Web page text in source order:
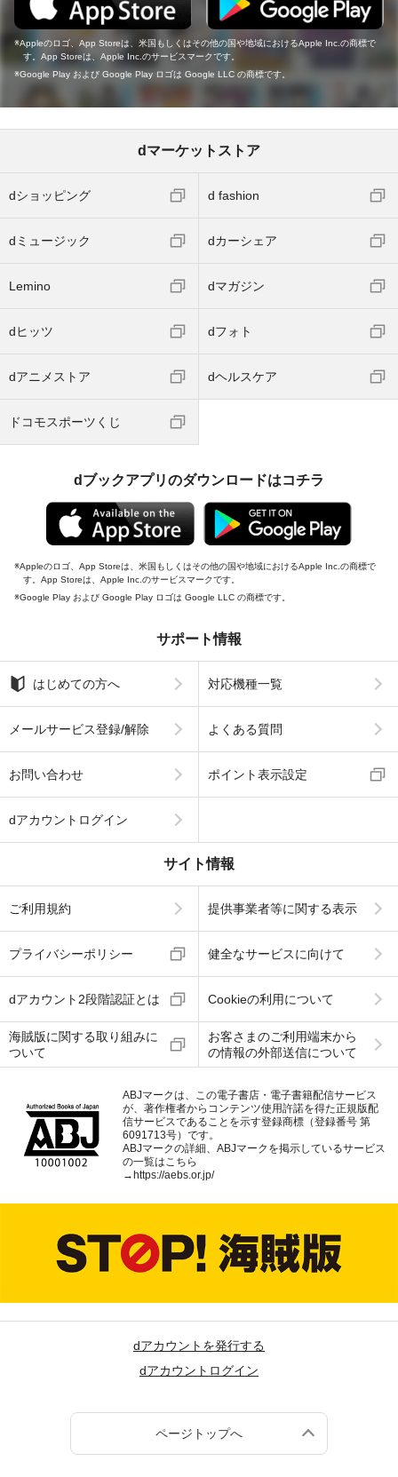
Appleのロゴ、App Storeは、米国もしくはその他の国や地域におけるApple Inc.の商標で
す。App Storeは、Apple Inc.のサービスマークです。
Google Play および Google Play ロゴは Google LLC の商標です。
dマーケットストア
dショッピング d fashion
dミュージック dカーシェア
Lemino dマガジン
dヒッツ dフォト
dアニメストア dヘルスケア
ドコモスポーツくじ
dブックアプリのダウンロードはコチラ
Appleのロゴ、App Storeは、米国もしくはその他の国や地域におけるApple Inc.の商標で
す。App Storeは、Apple Inc.のサービスマークです。
Google Play および Google Play ロゴは Google LLC の商標です。
サポート情報
はじめての方へ 対応機種一覧
メールサービス登録/解除 よくある質問
お問い合わせ ポイント表示設定
dアカウントログイン
サイト情報
ご利用規約 提供事業者等に関する表示
プライバシーポリシー 健全なサービスに向けて
dアカウント2段階認証とは Cookieの利用について
海賊版に関する取り組みに
ついて
お客さまのご利用端末から
の情報の外部送信について
ABJマークは、この電子書店・電子書籍配信サービス
が、著作権者からコンテンツ使用許諾を得た正規版配
信サービスであることを示す登録商標（登録番号 第
6091713号）です。
ABJマークの詳細、ABJマークを掲示しているサービス
の一覧はこちら
→https://aebs.or.jp/
dアカウントを発行する
dアカウントログイン
ページトップへ